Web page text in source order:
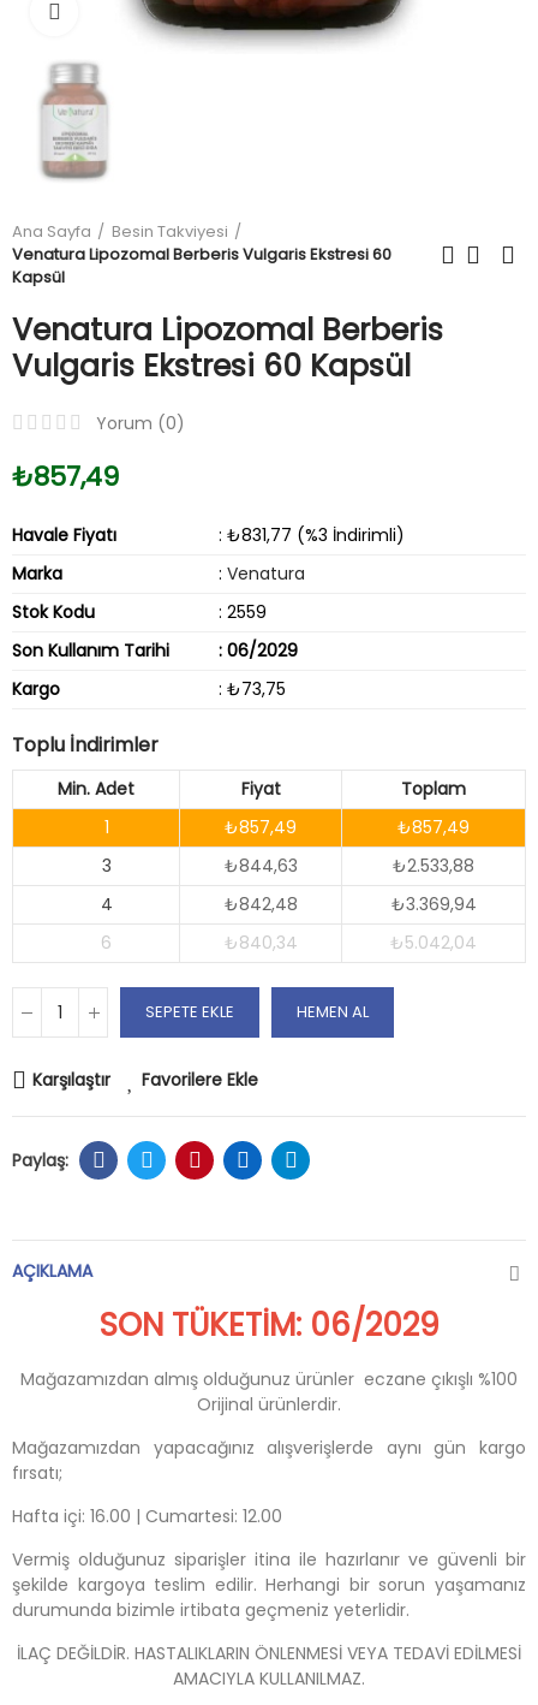
Ana Sayfa
Besin Takviyesi
Venatura Lipozomal Berberis Vulgaris Ekstresi 60
Kapsül
Venatura Lipozomal Berberis
Vulgaris Ekstresi 60 Kapsül
Yorum (0)
₺857,49
Havale Fiyatı
: ₺831,77 (%3 İndirimli)
Marka
: Venatura
Stok Kodu
: 2559
Son Kullanım Tarihi
: 06/2029
Kargo
: ₺73,75
Toplu İndirimler
Min. Adet Fiyat
Toplam
1
₺857,49
₺857,49
3
₺844,63
₺2.533,88
4
₺842,48
₺3.369,94
6
₺840,34 ₺5.042,04
SEPETE EKLE HEMEN AL
Karşılaştır Favorilere Ekle
AÇIKLAMA
SON TÜKETİM: 06/2029
Mağazamızdan almış olduğunuz ürünler eczane çıkışlı %100
Orijinal ürünlerdir.
Mağazamızdan yapacağınız alışverişlerde aynı gün kargo
fırsatı;
Hafta içi: 16.00 | Cumartesi: 12.00
Vermiş olduğunuz siparişler itina ile hazırlanır ve güvenli bir
şekilde kargoya teslim edilir. Herhangi bir sorun yaşamanız
durumunda bizimle irtibata geçmeniz yeterlidir.
İLAÇ DEĞİLDİR. HASTALIKLARIN ÖNLENMESİ VEYA TEDAVİ EDİLMESİ
AMACIYLA KULLANILMAZ.